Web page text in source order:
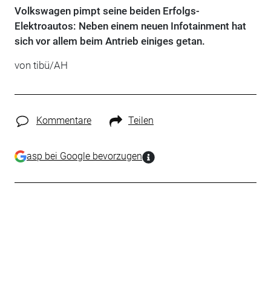
Volkswagen pimpt seine beiden Erfolgs-
Elektroautos: Neben einem neuen Infotainment hat
sich vor allem beim Antrieb einiges getan.
von tibü/AH
Kommentare Teilen
asp bei Google bevorzugen